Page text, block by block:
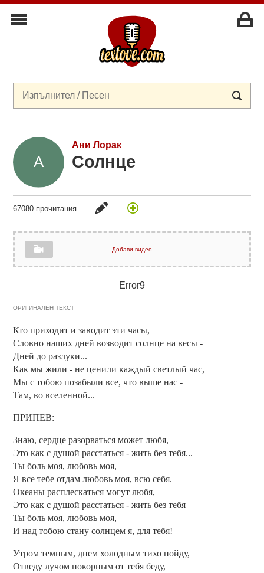
Ани Лорак
Солнце
67080 прочитания
Добави видео
Error9
ОРИГИНАЛЕН ТЕКСТ
Кто приходит и заводит эти часы,
Словно наших дней возводит солнце на весы -
Дней до разлуки...
Как мы жили - не ценили каждый светлый час,
Мы с тобою позабыли все, что выше нас -
Там, во вселенной...
ПРИПЕВ:
Знаю, сердце разорваться может любя,
Это как с душой расстаться - жить без тебя...
Ты боль моя, любовь моя,
Я все тебе отдам любовь моя, всю себя.
Океаны расплескаться могут любя,
Это как с душой расстаться - жить без тебя
Ты боль моя, любовь моя,
И над тобою стану солнцем я, для тебя!
Утром темным, днем холодным тихо пойду,
Отведу лучом покорным от тебя беду,